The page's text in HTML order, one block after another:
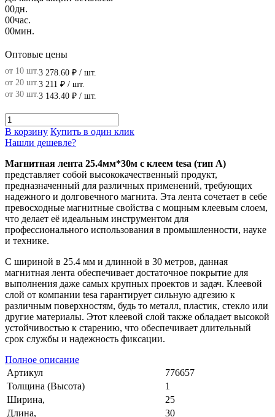
00дн.
00час.
00мин.
Оптовые цены
от 10 шт. 3 278.60 ₽ / шт.
от 20 шт. 3 211 ₽ / шт.
от 30 шт. 3 143.40 ₽ / шт.
В корзину Купить в один клик
Нашли дешевле?
Магнитная лента 25.4мм*30м с клеем tesa (тип A)
представляет собой высококачественный продукт,
предназначенный для различных применений, требующих
надежного и долговечного магнита. Эта лента сочетает в себе
превосходные магнитные свойства с мощным клеевым слоем,
что делает её идеальным инструментом для
профессионального использования в промышленности, науке
и технике.
С шириной в 25.4 мм и длинной в 30 метров, данная
магнитная лента обеспечивает достаточное покрытие для
выполнения даже самых крупных проектов и задач. Клеевой
слой от компании tesa гарантирует сильную адгезию к
различным поверхностям, будь то металл, пластик, стекло или
другие материалы. Этот клеевой слой также обладает высокой
устойчивостью к старению, что обеспечивает длительный
срок службы и надежность фиксации.
Полное описание
Артикул
776657
Толщина (Высота)
1
Ширина,
25
Длина,
30